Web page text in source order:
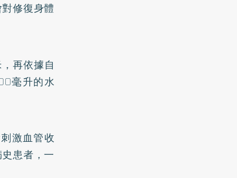
修復身體
再依據自
毫升的水
激血管收
患者，一